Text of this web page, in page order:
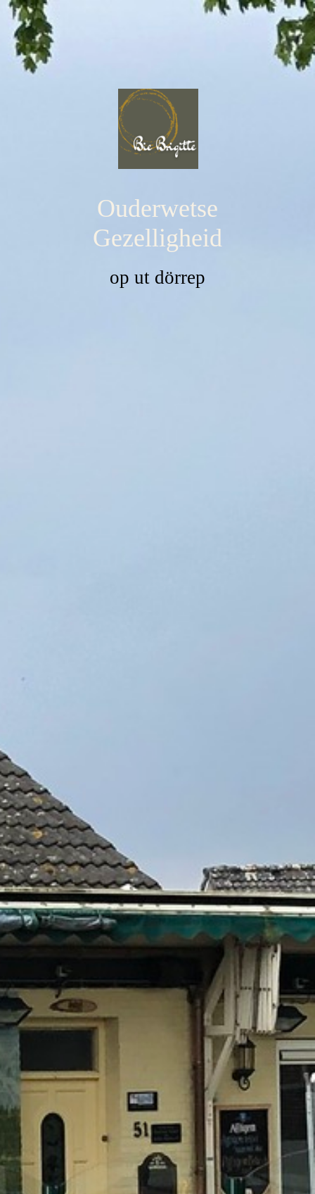
Ouderwetse
Gezelligheid
op ut dörrep